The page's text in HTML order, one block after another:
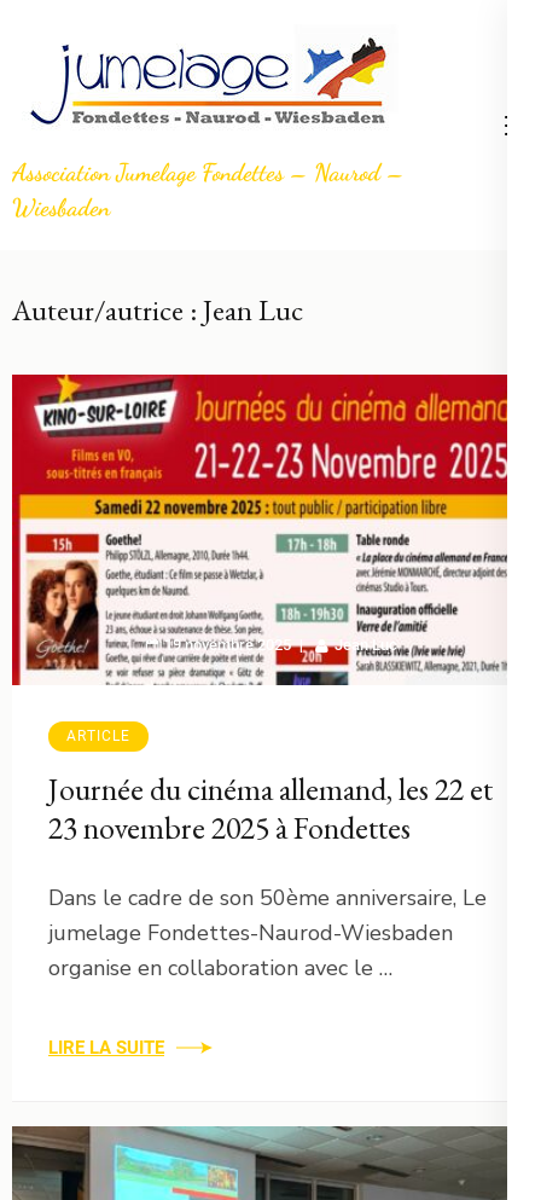
contenu
(Pressez
Entrée)
Association Jumelage Fondettes – Naurod –
Wiesbaden
Auteur/autrice :Jean Luc
19 novembre 2025 Jean Luc
ARTICLE
Journée du cinéma allemand, les 22 et
23 novembre 2025 à Fondettes
Dans le cadre de son 50ème anniversaire, Le
jumelage Fondettes-Naurod-Wiesbaden
organise en collaboration avec le …
LIRE LA SUITE